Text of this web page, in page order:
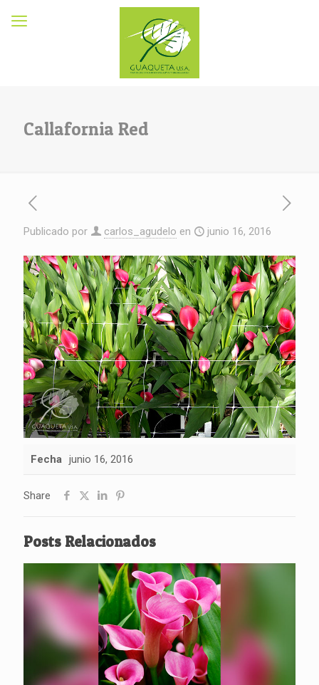
Callafornia Red
Publicado por carlos_agudelo en junio 16, 2016
Fecha junio 16, 2016
Share
Posts Relacionados